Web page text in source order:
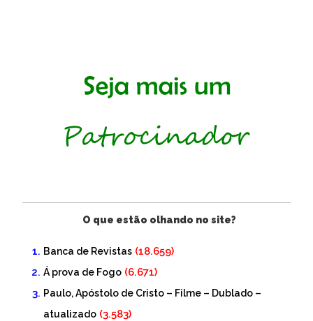
O que estão olhando no site?
Banca de Revistas (18.659)
Á prova de Fogo (6.671)
Paulo, Apóstolo de Cristo – Filme – Dublado –
atualizado (3.583)